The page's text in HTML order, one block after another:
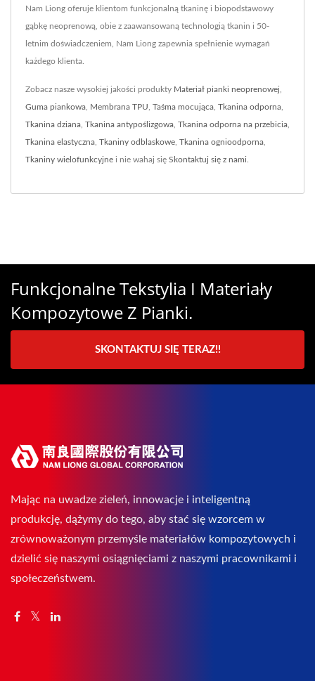
Nam Liong oferuje klientom funkcjonalną tkaninę i biopodstawowy
gąbkę neoprenową, obie z zaawansowaną technologią tkanin i 50-
letnim doświadczeniem, Nam Liong zapewnia spełnienie wymagań
każdego klienta.
Zobacz nasze wysokiej jakości produkty Materiał pianki neoprenowej
Guma piankowa Membrana TPU Taśma mocująca Tkanina odporna
Tkanina dziana Tkanina antypoślizgowa Tkanina odporna na przebicia
Tkanina elastyczna Tkaniny odblaskowe Tkanina ognioodporna
Tkaniny wielofunkcyjne i nie wahaj się Skontaktuj się z nami
Funkcjonalne Tekstylia I Materiały
Kompozytowe Z Pianki.
SKONTAKTUJ SIĘ TERAZ!!
Mając na uwadze zieleń, innowacje i inteligentną
produkcję, dążymy do tego, aby stać się wzorcem w
zrównoważonym przemyśle materiałów kompozytowych i
dzielić się naszymi osiągnięciami z naszymi pracownikami i
społeczeństwem.